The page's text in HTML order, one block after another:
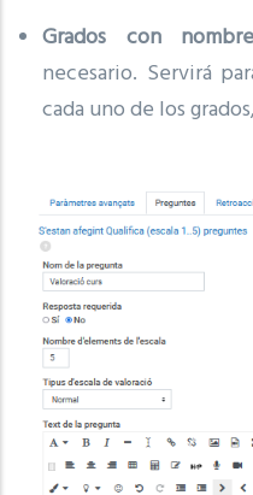
Grados con nombre
necesario. Servirá
cada uno de los